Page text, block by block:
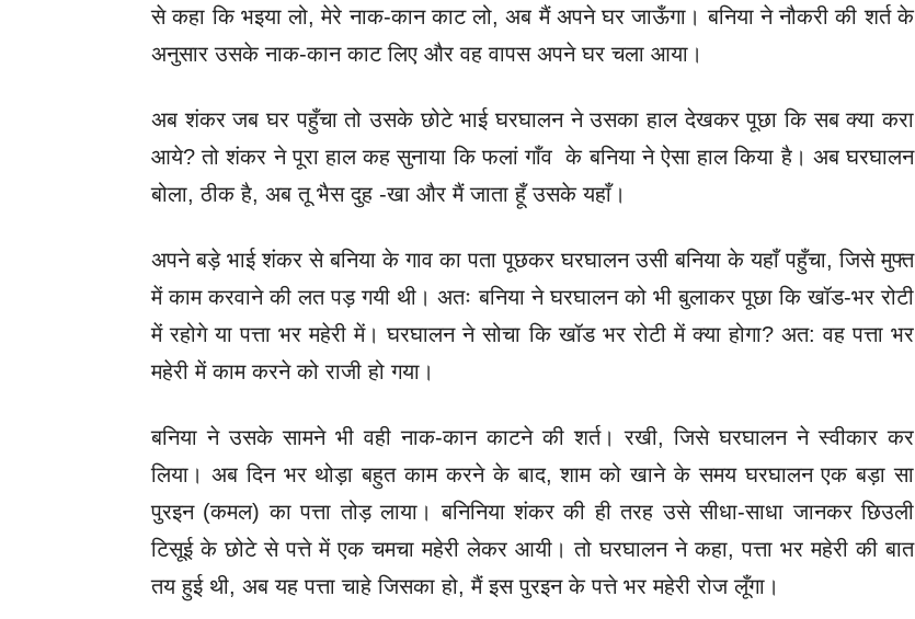
से कहा कि भइया लो, मेरे नाक-कान काट लो, अब मैं अपने घर जाऊँगा। बनिया ने नौकरी की शर्त के
अनुसार उसके नाक-कान काट लिए और वह वापस अपने घर चला आया।
अब शंकर जब घर पहुँचा तो उसके छोटे भाई घरघालन ने उसका हाल देखकरपूछा कि सब क्‍या करा
आये? तो शंकर ने पूरा हाल कह सुनाया कि फलां गाँव के बनिया ने ऐसा हाल किया है। अब घरघालन
बोला, ठीक है, अब तू भैस दुह -खा और मैं जाता हूँ उसके यहाँ।
अपने बड़े भाई शंकर से बनिया के गाव का पता पूछकर घरघालन उसी बनिया के यहाँ पहुँचा, जिसे मुफ्त
में काम करवाने की लत पड़ गयी थी। अतः बनियाने घरघालन को भी बुलाकर पूछा कि खॉड-भर रोटी
में रहोगे या पत्ता भर महेरी में। घरघालन ने सोचा कि खॉड भर रोटी में क्या होगा? अत: वह पत्ता भर
महेरी में काम करने को राजी हो गया।
बनिया ने उसके सामने भी वही नाक-कान काटने की शर्त। रखी, जिसे घरघालन ने स्वीकार कर
लिया। अब दिन भर थोड़ा बहुत काम करने के बाद, शाम को खाने के समय घरघालन एक बड़ा सा
पुरइन (कमल) का पत्ता तोड़ लाया। बनिनियाशंकर की ही तरह उसे सीधा-साधा जानकर छिउली
टिसूई के छोटे से पत्ते में एक चमचा महेरी लेकर आयी। तो घरघालन ने कहा, पत्ता भर महेरी की बात
तय हुई थी, अब यह पत्ता चाहे जिसका हो, मैं इस पुरइन के पत्ते भर महेरी रोज लूँगा।